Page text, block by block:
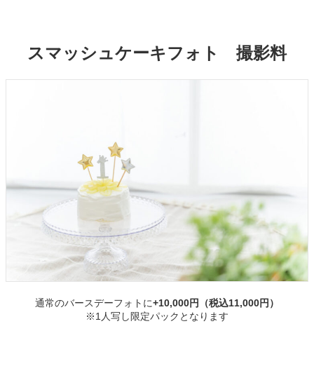
スマッシュケーキフォト 撮影料
通常のバースデーフォトに+10,000円（税込11,000円）
※1人写し限定パックとなります